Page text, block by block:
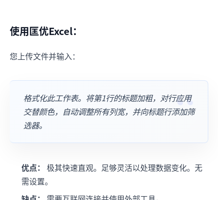
使用匡优Excel：
您上传文件并输入：
格式化此工作表。将第1行的标题加粗，对行应用
交替颜色，自动调整所有列宽，并向标题行添加筛
选器。
优点： 极其快速直观。足够灵活以处理数据变化。无
需设置。